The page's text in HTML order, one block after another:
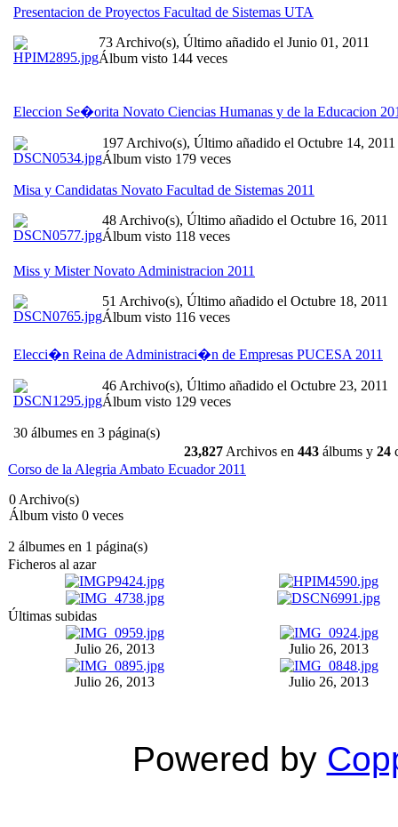
Presentacion de Proyectos Facultad de Sistemas UTA
73 Archivo(s), Último añadido el Junio 01, 2011
Álbum visto 144 veces
Eleccion Se�orita Novato Ciencias Humanas y de la Educacion
197 Archivo(s), Último añadido el Octubre 14, 2011
Álbum visto 179 veces
Misa y Candidatas Novato Facultad de Sistemas 2011
48 Archivo(s), Último añadido el Octubre 16, 2011
Álbum visto 118 veces
Miss y Mister Novato Administracion 2011
51 Archivo(s), Último añadido el Octubre 18, 2011
Álbum visto 116 veces
Elecci�n Reina de Administraci�n de Empresas PUCESA 2011
46 Archivo(s), Último añadido el Octubre 23, 2011
Álbum visto 129 veces
30 álbumes en 3 página(s)
23,827 Archivos en 443 álbums y 24
Corso de la Alegria Ambato Ecuador 2011
0 Archivo(s)
Álbum visto 0 veces
2 álbumes en 1 página(s)
Ficheros al azar
Últimas subidas
Julio 26, 2013 Julio 26, 2013
Julio 26, 2013 Julio 26, 2013
Powered by